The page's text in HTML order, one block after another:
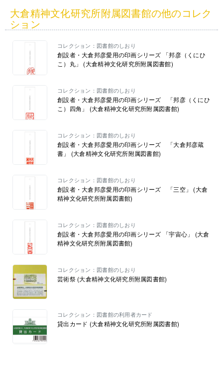
大倉精神文化研究所附属図書館の他のコレク
ション
コレクション：図書館のしおり
創設者・大倉邦彦愛用の印画シリーズ 「邦彦（くにひ
こ）丸」 (大倉精神文化研究所附属図書館)
コレクション：図書館のしおり
創設者・大倉邦彦愛用の印画シリーズ 「邦彦（くにひ
こ）四角」 (大倉精神文化研究所附属図書館)
コレクション：図書館のしおり
創設者・大倉邦彦愛用の印画シリーズ 「大倉邦彦蔵
書」 (大倉精神文化研究所附属図書館)
コレクション：図書館のしおり
創設者・大倉邦彦愛用の印画シリーズ 「三空」 (大倉
精神文化研究所附属図書館)
コレクション：図書館のしおり
創設者・大倉邦彦愛用の印画シリーズ 「宇宙心」 (大倉
精神文化研究所附属図書館)
コレクション：図書館のしおり
芸術祭 (大倉精神文化研究所附属図書館)
コレクション：図書館の利用者カード
貸出カード (大倉精神文化研究所附属図書館)